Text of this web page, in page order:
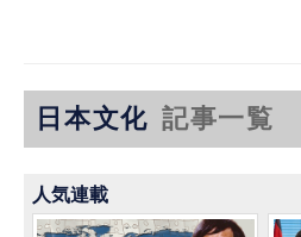
日本文化 記事一覧
人気連載